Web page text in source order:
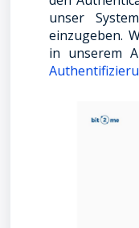
unser
einzugeben.
in unserem